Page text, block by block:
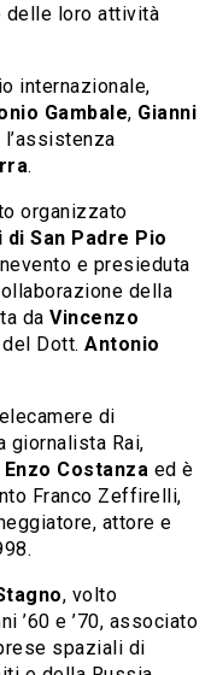
delle loro attività
internazionale,
Gambale, Gianni
l’assistenza
.
organizzato
di San Padre Pio
e presieduta
della
da Vincenzo
Dott. Antonio
di
giornalista Rai,
Enzo Costanza ed è
Franco Zeffirelli,
attore e
, volto
’60 e ’70, associato
spaziali di